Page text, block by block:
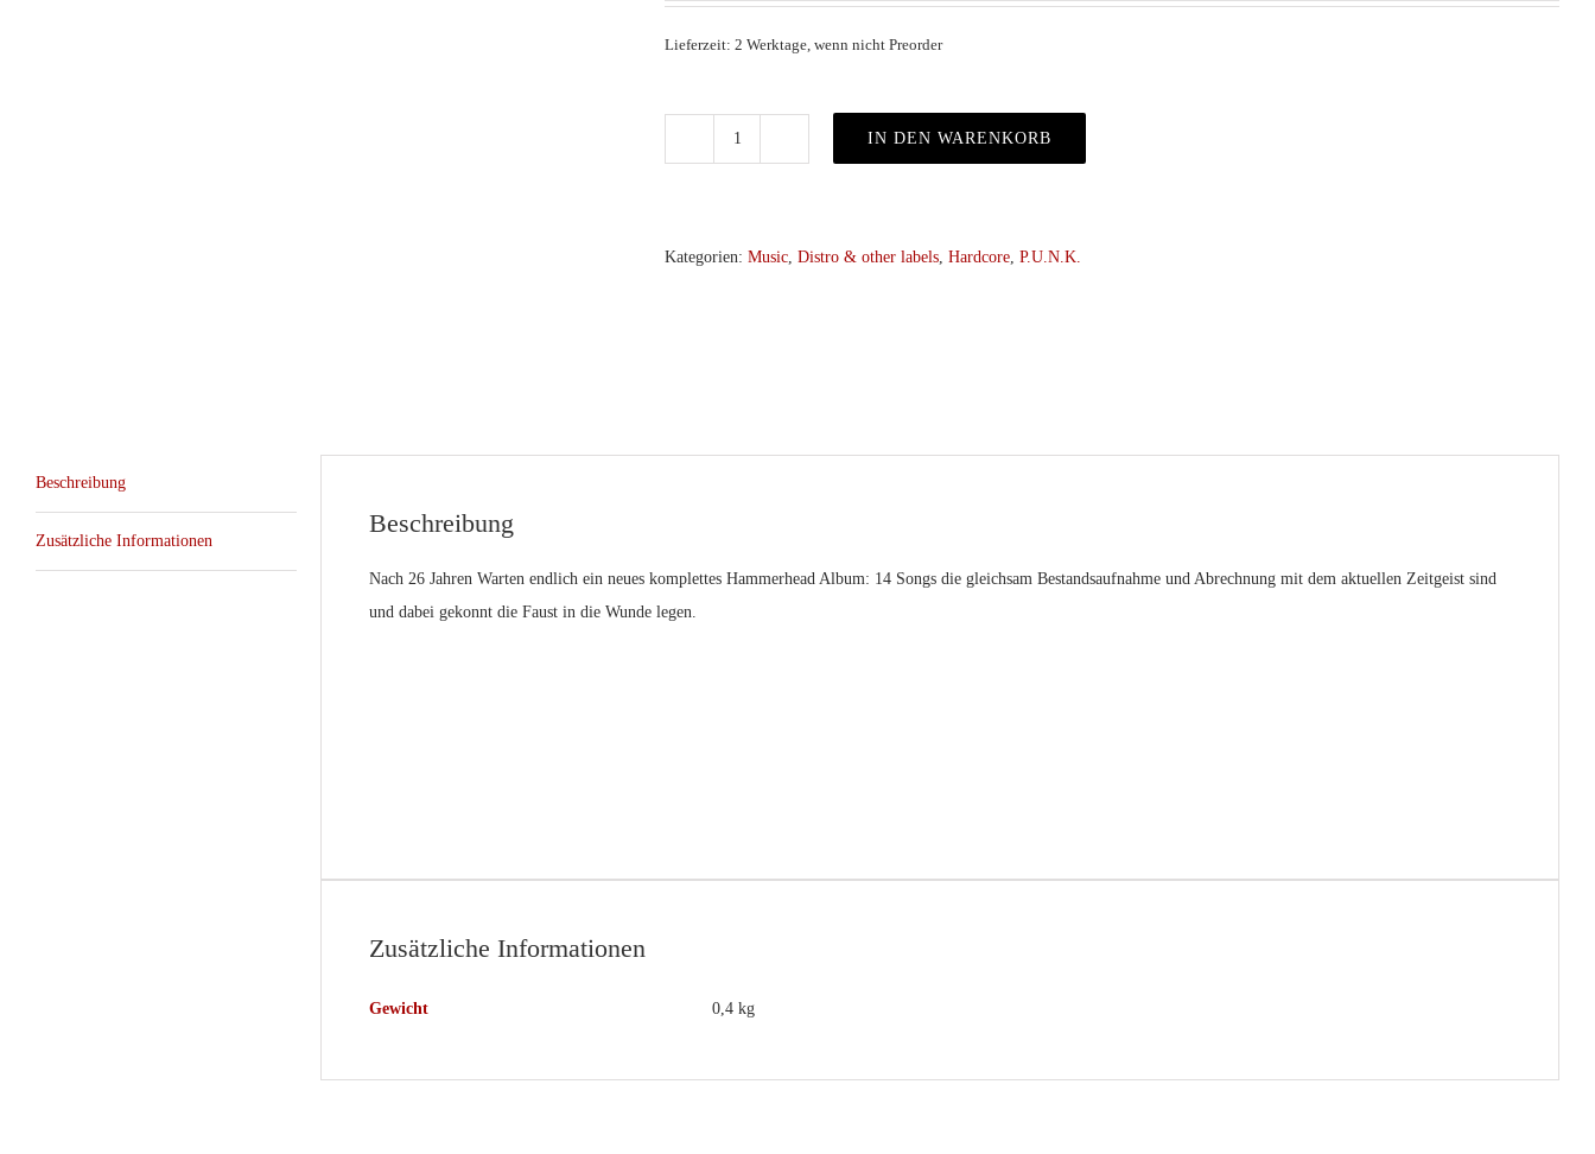
Lieferzeit: 2 Werktage, wenn nicht Preorder
über
IN DEN WARENKORB
Kategorien: Music Distro & other labels Hardcore P.U.N.K.
Beschreibung
Zusätzliche Informationen
Beschreibung
Nach 26 Jahren Warten endlich ein neues komplettes Hammerhead Album: 14 Songs die gleichsam Bestandsaufnahme und Abrechnung mit dem aktuellen Zeitgeist sind
und dabei gekonnt die Faust in die Wunde legen.
Zusätzliche Informationen
Gewicht 0,4 kg